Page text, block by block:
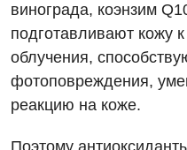
Рентгенография
УЗИ
Для взрослых
Отделение неотложных
Офтальмологическое
Педиатрическое
Лечение острого инфаркта
Национальный скрининг здоровья 40+
Украинский
Русский
винограда, коэнзим
подготавливают кожу
облучения,
фотоповреждения,
реакцию на коже.
Поэтому